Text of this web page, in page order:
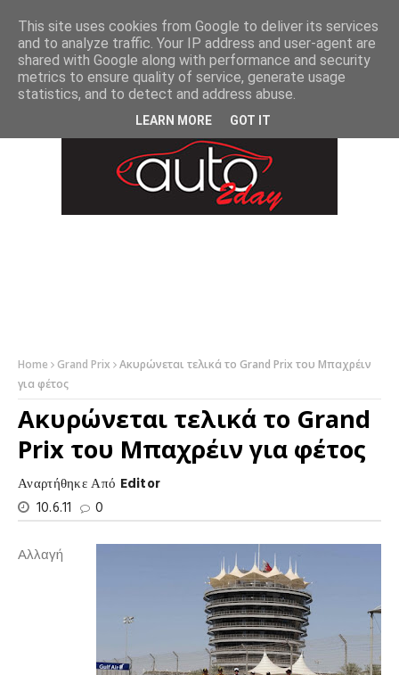
Home Grand Prix
Ακυρώνεται τελικά το Grand Prix του Μπαχρέιν
για φέτος
Ακυρώνεται τελικά το Grand
Prix του Μπαχρέιν για φέτος
Αναρτήθηκε Από Editor
10.6.11
0
Αλλαγή
This site uses cookies from Google to deliver its services
and to analyze traffic. Your IP address and user-agent are
shared with Google along with performance and security
metrics to ensure quality of service, generate usage
statistics, and to detect and address abuse.
LEARN MORE GOT IT